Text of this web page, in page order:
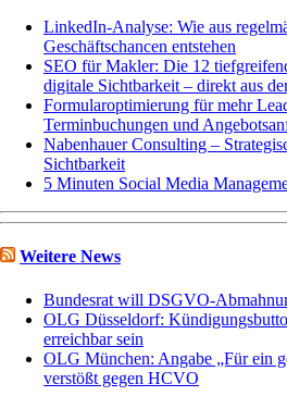
LinkedIn-Analyse: Wie aus
Geschäftschancen entstehen
SEO für Makler: Die 12
digitale Sichtbarkeit – direkt aus
Formularoptimierung für mehr
Terminbuchungen und
Nabenhauer Consulting –
Sichtbarkeit
5 Minuten Social Media
Weitere News
Bundesrat will DSGVO-
OLG Düsseldorf:
erreichbar sein
OLG München: Angabe „Für ein
verstößt gegen HCVO